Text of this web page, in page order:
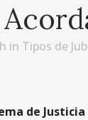
in Tipos de
de